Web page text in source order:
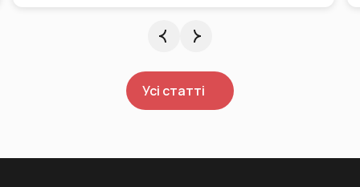
Усі статті